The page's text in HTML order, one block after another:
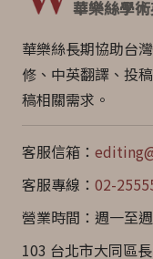
華樂絲學
華樂絲長期協助台
修、中英翻譯、投
稿相關需求。
客服信箱：
客服專線： 02-
營業時間：週一至
103 台北市大同區